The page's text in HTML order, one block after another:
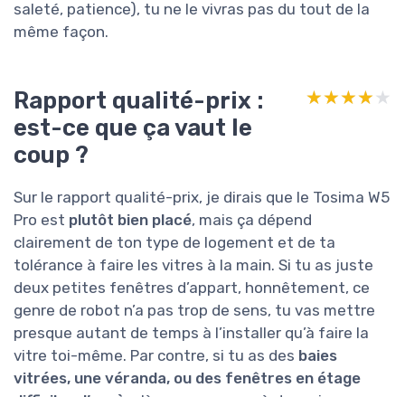
saleté, patience), tu ne le vivras pas du tout de la
même façon.
Rapport qualité-prix :
est-ce que ça vaut le
coup ?
★★★★★
★★★★★
Sur le rapport qualité-prix, je dirais que le Tosima W5
Pro est plutôt bien placé, mais ça dépend
clairement de ton type de logement et de ta
tolérance à faire les vitres à la main. Si tu as juste
deux petites fenêtres d’appart, honnêtement, ce
genre de robot n’a pas trop de sens, tu vas mettre
presque autant de temps à l’installer qu’à faire la
vitre toi-même. Par contre, si tu as des baies
vitrées, une véranda, ou des fenêtres en étage